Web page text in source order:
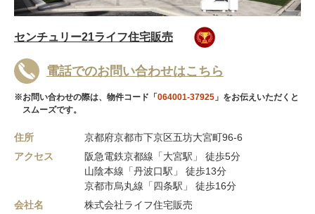
センチュリー21ライフ住宅販売
電話でのお問い合わせはこちら
※お問い合わせの際は、物件コード「 064001-37925 」をお伝えいただくと
スムーズです。
住所
京都府京都市下京区五坊大宮町96-6
アクセス
阪急電鉄京都線「大宮駅」 徒歩5分
山陰本線「丹波口駅」 徒歩13分
京都市烏丸線「四条駅」 徒歩16分
会社名
株式会社ライフ住宅販売